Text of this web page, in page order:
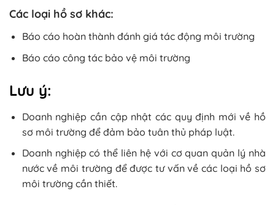
Các loại hồ sơ khác:
Báo cáo hoàn thành đánh giá tác động môi trường
Báo cáo công tác bảo vệ môi trường
Lưu ý:
Doanh nghiệp cần cập nhật các quy định mới về hồ
sơ môi trường để đảm bảo tuân thủ pháp luật.
Doanh nghiệp có thể liên hệ với cơ quan quản lý nhà
nước về môi trường để được tư vấn về các loại hồ sơ
môi trường cần thiết.